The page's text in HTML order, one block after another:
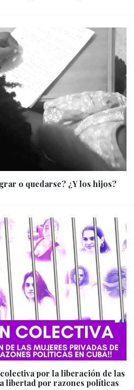
o quedarse? ¿Y los hijos?
por la liberación de las
libertad por razones políticas